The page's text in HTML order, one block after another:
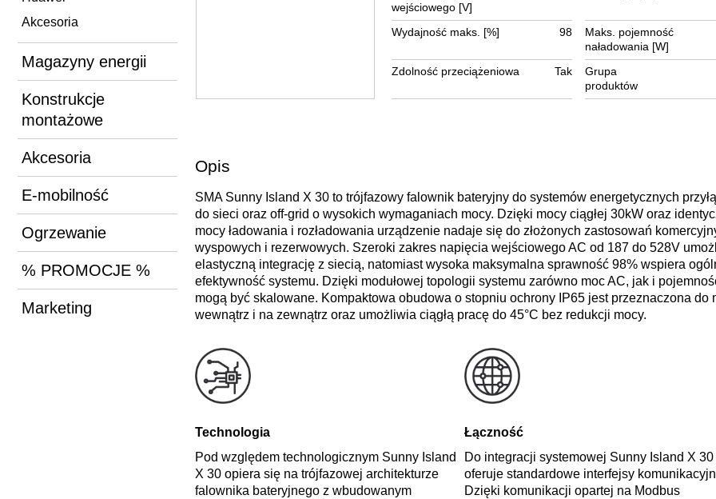
Akcesoria
Magazyny energii
Konstrukcje
montażowe
Akcesoria
E-mobilność
Ogrzewanie
% PROMOCJE %
Marketing
wejściowego [V]
Wydajność maks. [%] 98
Maks. pojemność
naładowania [W]
Zdolność przeciążeniowa
Tak
Grupa
produktów
Opis
SMA Sunny Island X 30 to trójfazowy falownik bateryjny do systemów energetycznych
do sieci oraz off-grid o wysokich wymaganiach mocy. Dzięki mocy ciągłej 30kW oraz
mocy ładowania i rozładowania urządzenie nadaje się do złożonych zastosowań
wyspowych i rezerwowych. Szeroki zakres napięcia wejściowego AC od 187 do 528V
elastyczną integrację z siecią, natomiast wysoka maksymalna sprawność 98% wspiera
efektywność systemu. Dzięki modułowej topologii systemu zarówno moc AC, jak i
mogą być skalowane. Kompaktowa obudowa o stopniu ochrony IP65 jest przeznaczona do
wewnątrz i na zewnątrz oraz umożliwia ciągłą pracę do 45°C bez redukcji mocy.
Technologia
Pod względem technologicznym Sunny Island
X 30 opiera się na trójfazowej architekturze
falownika bateryjnego z wbudowanym
Łączność
Do integracji systemowej Sunny Island X 30
oferuje standardowe interfejsy
Dzięki komunikacji opartej na Modbus